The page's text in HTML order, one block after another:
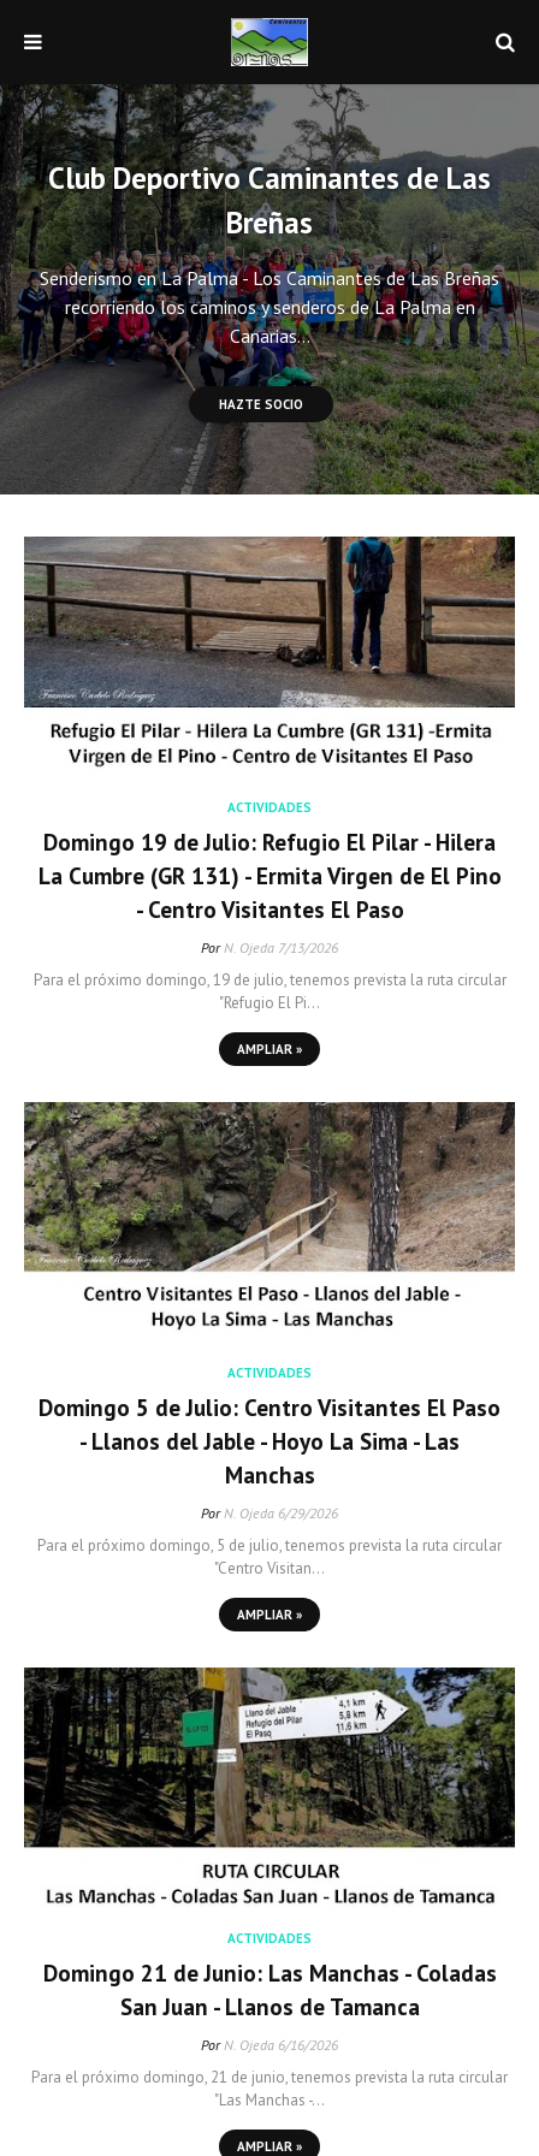
Club Deportivo Caminantes de Las
Breñas
Senderismo en La Palma - Los Caminantes de Las Breñas
recorriendo los caminos y senderos de La Palma en
Canarias...
HAZTE SOCIO
ACTIVIDADES
Domingo 19 de Julio: Refugio El Pilar - Hilera
La Cumbre (GR 131) - Ermita Virgen de El Pino
- Centro Visitantes El Paso
Por N. Ojeda 7/13/2026
Para el próximo domingo, 19 de julio, tenemos prevista la ruta circular
"Refugio El Pi…
AMPLIAR »
ACTIVIDADES
Domingo 5 de Julio: Centro Visitantes El Paso
- Llanos del Jable - Hoyo La Sima - Las
Manchas
Por N. Ojeda 6/29/2026
Para el próximo domingo, 5 de julio, tenemos prevista la ruta circular
"Centro Visitan…
AMPLIAR »
ACTIVIDADES
Domingo 21 de Junio: Las Manchas - Coladas
San Juan - Llanos de Tamanca
Por N. Ojeda 6/16/2026
Para el próximo domingo, 21 de junio, tenemos prevista la ruta circular
"Las Manchas -…
AMPLIAR »